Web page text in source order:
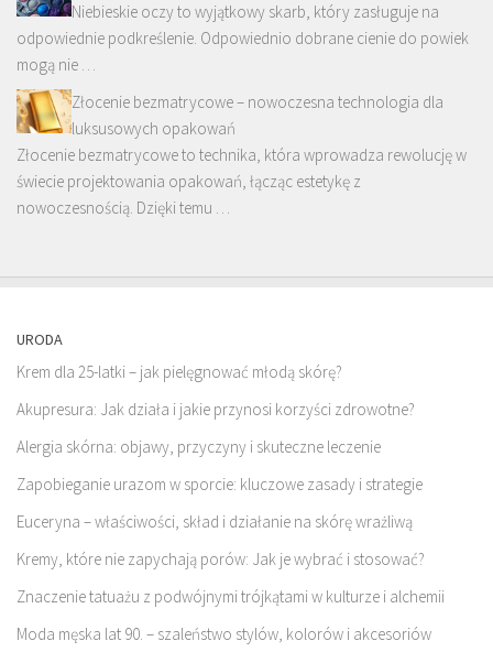
Niebieskie oczy to wyjątkowy skarb, który zasługuje na
odpowiednie podkreślenie. Odpowiednio dobrane cienie do powiek
mogą nie …
Złocenie bezmatrycowe – nowoczesna technologia dla
luksusowych opakowań
Złocenie bezmatrycowe to technika, która wprowadza rewolucję w
świecie projektowania opakowań, łącząc estetykę z
nowoczesnością. Dzięki temu …
URODA
Krem dla 25-latki – jak pielęgnować młodą skórę?
Akupresura: Jak działa i jakie przynosi korzyści zdrowotne?
Alergia skórna: objawy, przyczyny i skuteczne leczenie
Zapobieganie urazom w sporcie: kluczowe zasady i strategie
Euceryna – właściwości, skład i działanie na skórę wrażliwą
Kremy, które nie zapychają porów: Jak je wybrać i stosować?
Znaczenie tatuażu z podwójnymi trójkątami w kulturze i alchemii
Moda męska lat 90. – szaleństwo stylów, kolorów i akcesoriów